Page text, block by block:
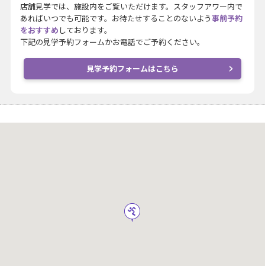
店舗見学では、施設内をご覧いただけます。スタッフアワー内で
あればいつでも可能です。お待たせすることのないよう事前予約
をおすすめ しております。
下記の見学予約フォームかお電話でご予約ください。
見学予約フォームはこちら